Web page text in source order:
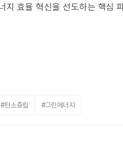
지 효율 혁신을 선도하는 핵심
#탄소중립 #그린에너지